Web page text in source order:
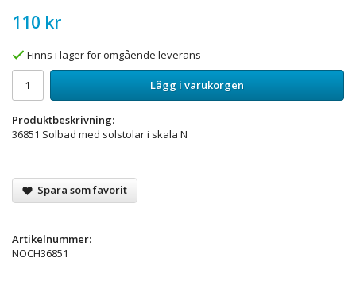
110 kr
Finns i lager för omgående leverans
Lägg i varukorgen
Produktbeskrivning:
36851 Solbad med solstolar i skala N
Spara som favorit
Artikelnummer:
NOCH36851